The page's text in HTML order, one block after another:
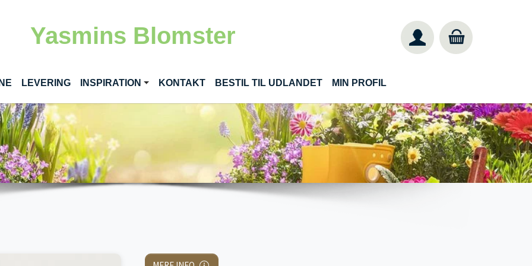
Yasmins Blomster
(CURRENT)
LEVERING INSPIRATION KONTAKT BESTIL TIL UDLANDET MIN PROFIL